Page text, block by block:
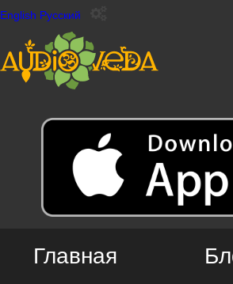
English Русский
Главная